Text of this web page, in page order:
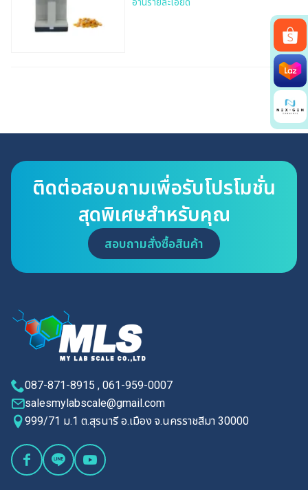
อ่านรายละเอียด
ติดต่อสอบถามเพื่อรับโปรโมชั่น
สุดพิเศษสำหรับคุณ
สอบถามสั่งซื้อสินค้า
087-871-8915 , 061-959-0007
salesmylabscale@gmail.com
999/71 ม.1 ต.สุรนารี อ.เมือง จ.นครราชสีมา 30000